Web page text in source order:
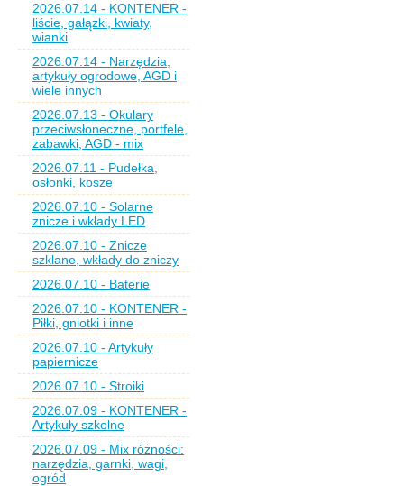
2026.07.14 - KONTENER -
liście, gałązki, kwiaty,
wianki
2026.07.14 - Narzędzia,
artykuły ogrodowe, AGD i
wiele innych
2026.07.13 - Okulary
przeciwsłoneczne, portfele,
zabawki, AGD - mix
2026.07.11 - Pudełka,
osłonki, kosze
2026.07.10 - Solarne
znicze i wkłady LED
2026.07.10 - Znicze
szklane, wkłady do zniczy
2026.07.10 - Baterie
2026.07.10 - KONTENER -
Piłki, gniotki i inne
2026.07.10 - Artykuły
papiernicze
2026.07.10 - Stroiki
2026.07.09 - KONTENER -
Artykuły szkolne
2026.07.09 - Mix różności:
narzędzia, garnki, wagi,
ogród